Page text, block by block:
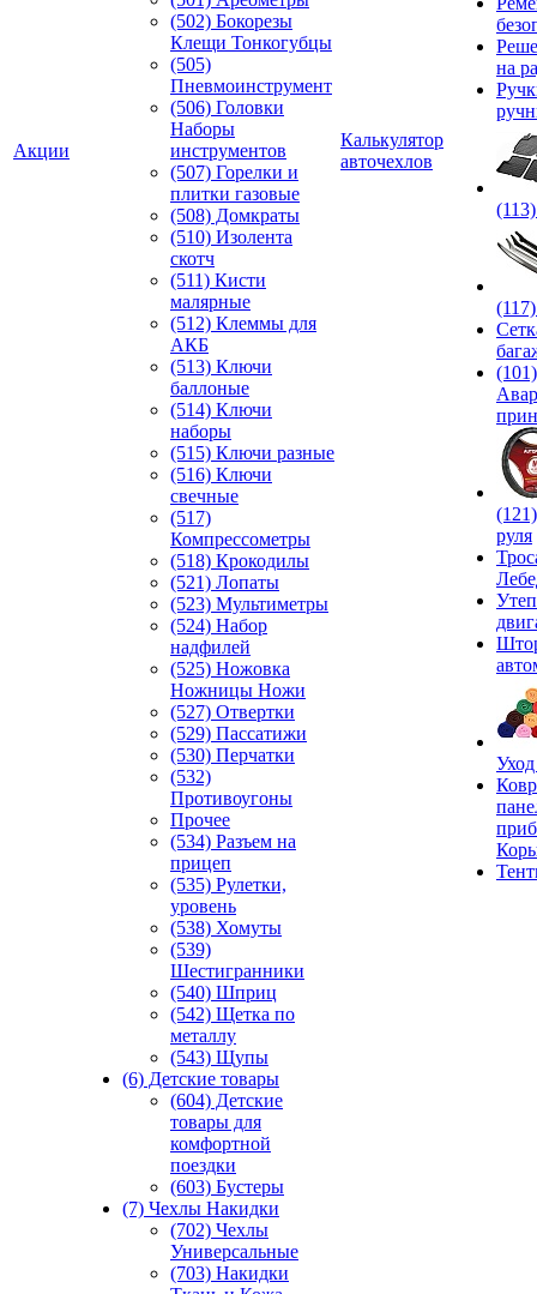
Акции
(502) Бокорезы
Клещи Тонкогубцы
(505)
Пневмоинструмент
(506) Головки
Наборы
инструментов
(507) Горелки и
плитки газовые
(508) Домкраты
(510) Изолента
скотч
(511) Кисти
малярные
(512) Клеммы для
АКБ
(513) Ключи
баллоные
(514) Ключи
наборы
(515) Ключи разные
(516) Ключи
свечные
(517)
Компрессометры
(518) Крокодилы
(521) Лопаты
(523) Мультиметры
(524) Набор
надфилей
(525) Ножовка
Ножницы Ножи
(527) Отвертки
(529) Пассатижи
(530) Перчатки
(532)
Противоугоны
Прочее
(534) Разъем на
прицеп
(535) Рулетки,
уровень
(538) Хомуты
(539)
Шестигранники
(540) Шприц
(542) Щетка по
металлу
(543) Щупы
(6) Детские товары
(604) Детские
товары для
комфортной
поездки
(603) Бустеры
(7) Чехлы Накидки
(702) Чехлы
Универсальные
(703) Накидки
Калькулятор
авточехлов
на
(101)
руля
Уход